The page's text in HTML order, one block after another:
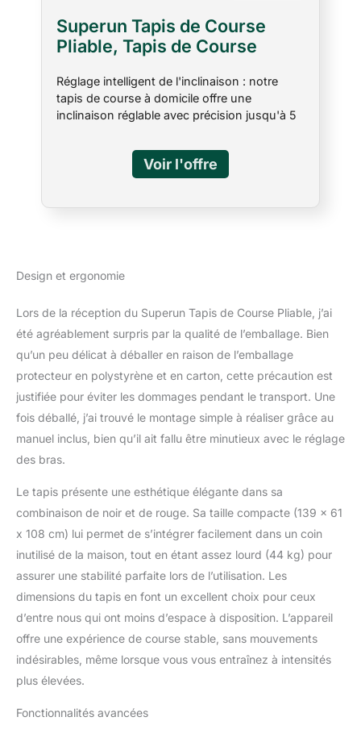
Superun Tapis de Course
Pliable, Tapis de Course
équipements de Haute
Technologie,Max 158KG avec
Cours d'Entraînement et
Course Multi-Coureurs, APP
Réglage intelligent de l'inclinaison : notre
tapis de course à domicile offre une
inclinaison réglable avec précision jusqu'à 5
télécommande. Cette fonction simule les
courses en montagne exigeantes et assure
une augmentation efficace de l'intensité de
authentique chez vous. Moteur puissant à
performance ultra silencieux de 3 CV permet
des vitesses de 1 à 16 km/h et offre une
capacité de charge impressionnante allant
jusqu'à 136 kg. Le tapis de course pliable
fonctionne avec un niveau sonore constant
de moins de 55 décibels, ce qui vous permet
de vous entraîner en toute sécurité jour et
nuit. Surface de course généreuse pour un
plus grande liberté de mouvement. Les
sensation de course naturelle, comme si
vous vous entraîniez en plein air, parfait pour
les courses endurantes et les entraînements
intenses. Adapté aux appareils portables de
haute technologie : tapis de course Superun
pour la maison pliable qui convient aux
appareils portables de haute technologie et
vous offre une expérience sonore et d'image
impressionnante, plusieurs scénarios de jeu
au choix, divertissement et fitness en même
intéressant en participant à des événements
Design et ergonomie
Lors de la réception du Superun Tapis de Course Pliable, j’ai
été agréablement surpris par la qualité de l’emballage. Bien
qu’un peu délicat à déballer en raison de l’emballage
protecteur en polystyrène et en carton, cette précaution est
justifiée pour éviter les dommages pendant le transport. Une
fois déballé, j’ai trouvé le montage simple à réaliser grâce au
manuel inclus, bien qu’il ait fallu être minutieux avec le réglage
des bras.
Le tapis présente une esthétique élégante dans sa
combinaison de noir et de rouge. Sa taille compacte (139 x 61
x 108 cm) lui permet de s’intégrer facilement dans un coin
inutilisé de la maison, tout en étant assez lourd (44 kg) pour
assurer une stabilité parfaite lors de l’utilisation. Les
dimensions du tapis en font un excellent choix pour ceux
d’entre nous qui ont moins d’espace à disposition. L’appareil
offre une expérience de course stable, sans mouvements
indésirables, même lorsque vous vous entraînez à intensités
plus élevées.
Fonctionnalités avancées